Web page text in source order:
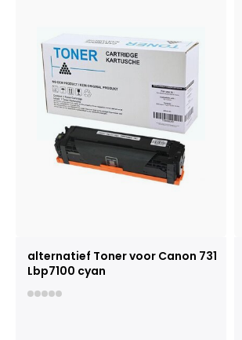
alternatief Toner voor Canon 731
Lbp7100 cyan